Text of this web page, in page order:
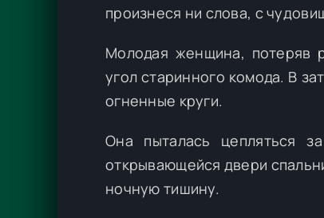
произнеся ни слова, с
Молодая женщина, потеряв
угол старинного комода. В
огненные круги.
Она пыталась цепляться
открывающейся двери
ночную тишину.